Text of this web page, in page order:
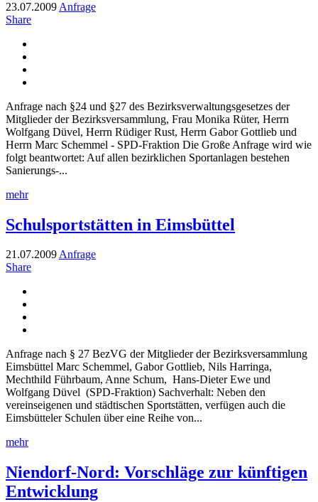
23.07.2009 Anfrage
Share
Anfrage nach §24 und §27 des Bezirksverwaltungsgesetzes der
Mitglieder der Bezirksversammlung, Frau Monika Rüter, Herrn
Wolfgang Düvel, Herrn Rüdiger Rust, Herrn Gabor Gottlieb und
Herrn Marc Schemmel - SPD-Fraktion Die Große Anfrage wird wie
folgt beantwortet: Auf allen bezirklichen Sportanlagen bestehen
Sanierungs-...
mehr
Schulsportstätten in Eimsbüttel
21.07.2009Anfrage
Share
Anfrage nach § 27 BezVG der Mitglieder der Bezirksversammlung
Eimsbüttel Marc Schemmel, Gabor Gottlieb, Nils Harringa,
Mechthild Führbaum, Anne Schum, Hans-Dieter Ewe und
Wolfgang Düvel (SPD-Fraktion) Sachverhalt: Neben den
vereinseigenen und städtischen Sportstätten, verfügen auch die
Eimsbütteler Schulen über eine Reihe von...
mehr
Niendorf-Nord: Vorschläge zur künftigen
Entwicklung